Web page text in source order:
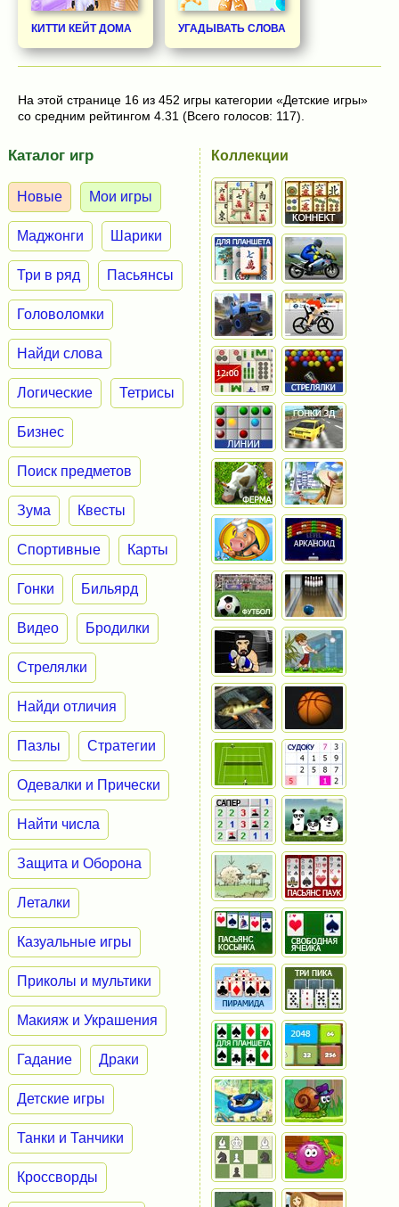
КИТТИ КЕЙТ ДОМА УГАДЫВАТЬ СЛОВА
На этой странице 16 из 452 игры категории «Детские игры»
со средним рейтингом 4.31 (Всего голосов: 117).
Каталог игр
Новые Мои игры
Маджонги Шарики
Три в ряд Пасьянсы
Головоломки
Найди слова
Логические Тетрисы
Бизнес
Поиск предметов
Зума Квесты
Спортивные Карты
Гонки Бильярд
Видео Бродилки
Стрелялки
Найди отличия
Пазлы Стратегии
Одевалки и Прически
Найти числа
Защита и Оборона
Леталки
Казуальные игры
Приколы и мультики
Макияж и Украшения
Гадание Драки
Детские игры
Танки и Танчики
Кроссворды
Коллекции